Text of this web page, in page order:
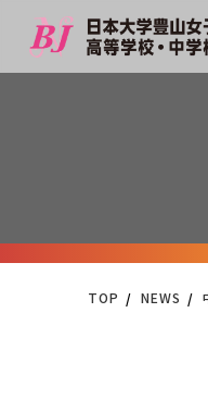
TOP NEWS